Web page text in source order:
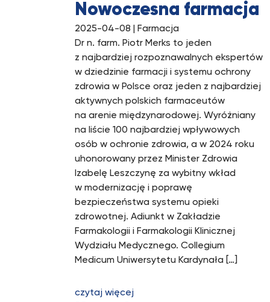
Nowoczesna farmacja
2025-04-08 | Farmacja
Dr n. farm. Piotr Merks to jeden
z najbardziej rozpoznawalnych ekspertów
w dziedzinie farmacji i systemu ochrony
zdrowia w Polsce oraz jeden z najbardziej
aktywnych polskich farmaceutów
na arenie międzynarodowej. Wyróżniany
na liście 100 najbardziej wpływowych
osób w ochronie zdrowia, a w 2024 roku
uhonorowany przez Minister Zdrowia
Izabelę Leszczynę za wybitny wkład
w modernizację i poprawę
bezpieczeństwa systemu opieki
zdrowotnej. Adiunkt w Zakładzie
Farmakologii i Farmakologii Klinicznej
Wydziału Medycznego. Collegium
Medicum Uniwersytetu Kardynała […]
czytaj więcej